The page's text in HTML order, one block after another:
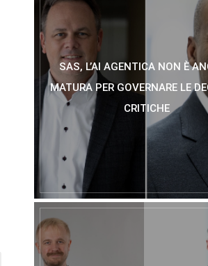
SAS, L’AI AGENTICA NON È
MATURA PER GOVERNARE LE
CRITICHE